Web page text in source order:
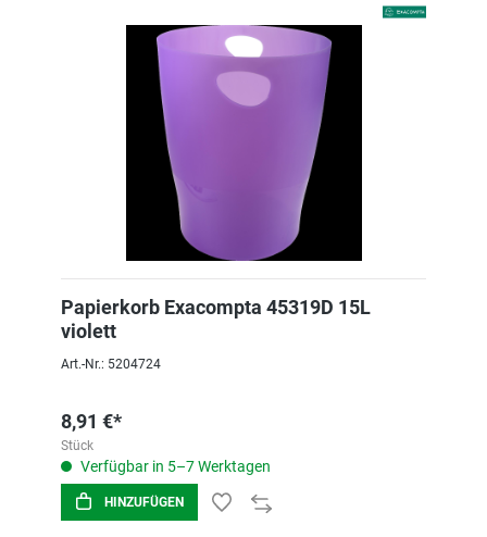
Papierkorb Exacompta 45319D 15L
violett
Art.-Nr.: 5204724
8,91 €*
Stück
Verfügbar in 5–7 Werktagen
HINZUFÜGEN